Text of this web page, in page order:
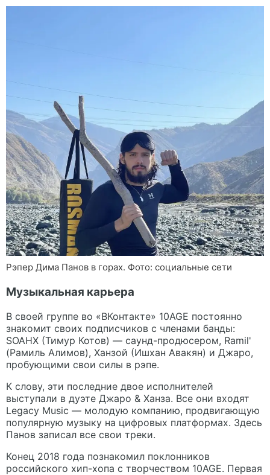
Рэпер Дима Панов в горах. Фото: социальные сети
Музыкальная карьера
В своей группе во «ВКонтакте» 10AGE постоянно
знакомит своих подписчиков с членами банды:
SOAHX (Тимур Котов) — саунд-продюсером, Ramil'
(Рамиль Алимов), Ханзой (Ишхан Авакян) и Джаро,
пробующими свои силы в рэпе.
К слову, эти последние двое исполнителей
выступали в дуэте Джаро & Ханза. Все они входят
Legacy Music — молодую компанию, продвигающую
популярную музыку на цифровых платформах. Здесь
Панов записал все свои треки.
Конец 2018 года познакомил поклонников
российского хип-хопа с творчеством 10AGE. Первая